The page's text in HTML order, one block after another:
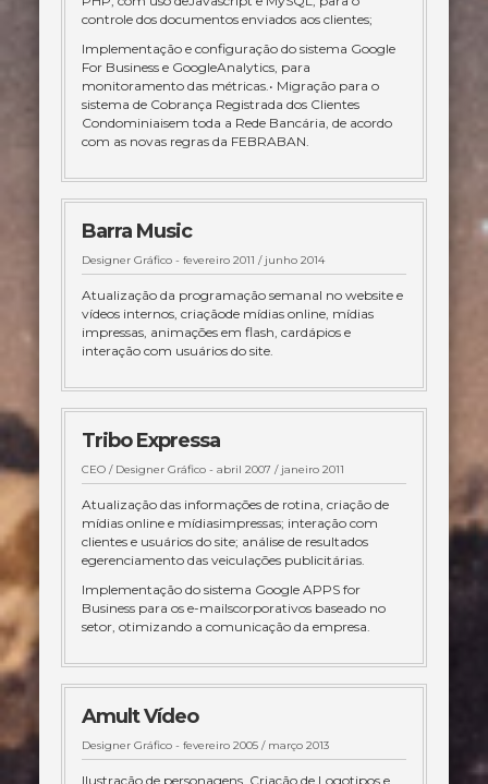
controle dos documentos enviados aos clientes;
Implementação e configuração do sistema Google
For Business e GoogleAnalytics, para
monitoramento das métricas.• Migração para o
sistema de Cobrança Registrada dos Clientes
Condominiaisem toda a Rede Bancária, de acordo
com as novas regras da FEBRABAN.
Barra Music
Designer Gráfico - fevereiro 2011 / junho 2014
Atualização da programação semanal no website e
vídeos internos, criaçãode mídias online, mídias
impressas, animações em flash, cardápios e
interação com usuários do site.
Tribo Expressa
CEO / Designer Gráfico - abril 2007 / janeiro 2011
Atualização das informações de rotina, criação de
mídias online e mídiasimpressas; interação com
clientes e usuários do site; análise de resultados
egerenciamento das veiculações publicitárias.
Implementação do sistema Google APPS for
Business para os e-mailscorporativos baseado no
setor, otimizando a comunicação da empresa.
Amult Vídeo
Designer Gráfico - fevereiro 2005 / março 2013
Ilustração de personagens, Criação de Logotipos e